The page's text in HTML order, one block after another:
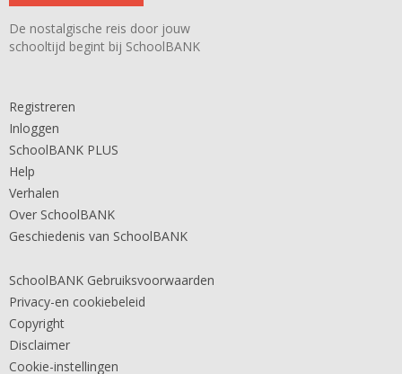
De nostalgische reis door jouw
schooltijd begint bij SchoolBANK
Registreren
Inloggen
SchoolBANK PLUS
Help
Verhalen
Over SchoolBANK
Geschiedenis van SchoolBANK
SchoolBANK Gebruiksvoorwaarden
Privacy-en cookiebeleid
Copyright
Disclaimer
Cookie-instellingen